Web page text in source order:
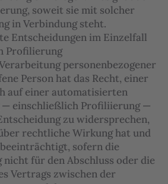
soweit sie mit solcher
in Verbindung steht.
Entscheidungen im Einzelfall
Profilierung
personenbezogener
Person hat das Recht, einer
auf einer automatisierten
— einschließlich Profiliierung —
zu widersprechen,
rechtliche Wirkung hat und
sofern die
nicht für den Abschluss oder die
Vertrags zwischen der